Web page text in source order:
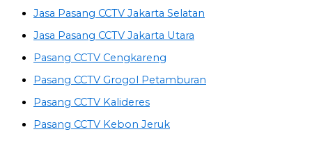
Jasa Pasang CCTV Jakarta Selatan
Jasa Pasang CCTV Jakarta Utara
Pasang CCTV Cengkareng
Pasang CCTV Grogol Petamburan
Pasang CCTV Kalideres
Pasang CCTV Kebon Jeruk